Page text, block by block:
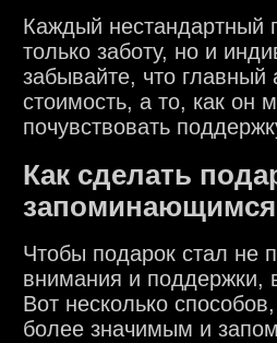
Каждый нестандартный
только заботу, но и
забывайте, что главный
стоимость, а то, как он
почувствовать
Как сделать
запоминающимся
Чтобы подарок стал не
внимания и поддержки,
Вот несколько
более значимым и